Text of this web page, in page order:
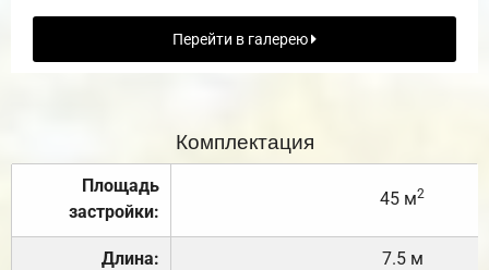
Перейти в галерею
Комплектация
Площадь
застройки:
45 м2
Длина: 7.5 м